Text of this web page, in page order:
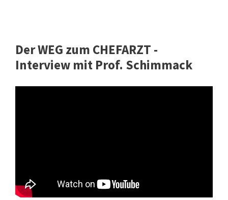
Der WEG zum CHEFARZT -
Interview mit Prof. Schimmack